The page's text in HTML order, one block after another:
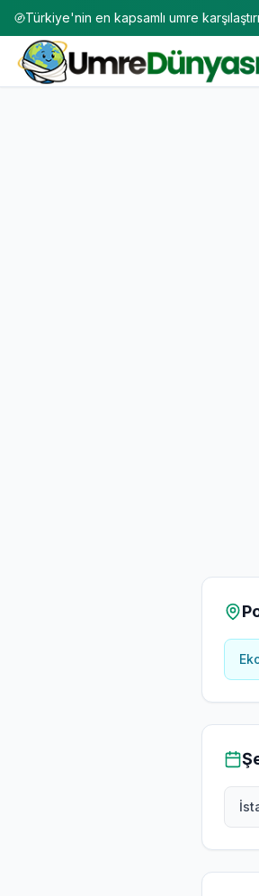
Türkiye'nin en kapsamlı umre